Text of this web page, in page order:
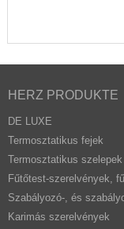
HERZ PRODUKTE
DE LUXE
Termosztatikus fejek
Termosztatikus szelepek
Fűtőtest-szerelvények,
Szabályozó-, és
Karimás szerelvények